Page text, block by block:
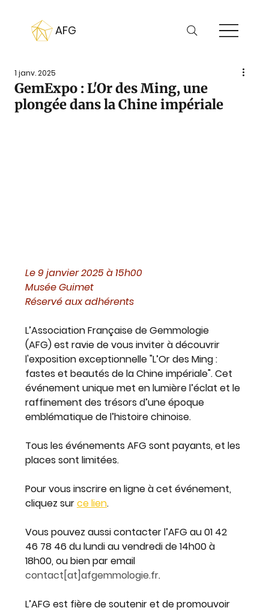
AFG
GemExpo : L'Or des Ming, une
plongée dans la Chine impériale
1 janv. 2025
Le 9 janvier 2025 à 15h00
Musée Guimet
Réservé aux adhérents
L’Association Française de Gemmologie
(AFG) est ravie de vous inviter à découvrir
l'exposition exceptionnelle "L’Or des Ming :
fastes et beautés de la Chine impériale". Cet
événement unique met en lumière l’éclat et le
raffinement des trésors d’une époque
emblématique de l’histoire chinoise.
Tous les événements AFG sont payants, et les
places sont limitées.
Pour vous inscrire en ligne à cet événement,
cliquez sur ce lien.
Vous pouvez aussi contacter l’AFG au 01 42
46 78 46 du lundi au vendredi de 14h00 à
18h00, ou bien par email
contact[at]afgemmologie.fr.
L’AFG est fière de soutenir et de promouvoir